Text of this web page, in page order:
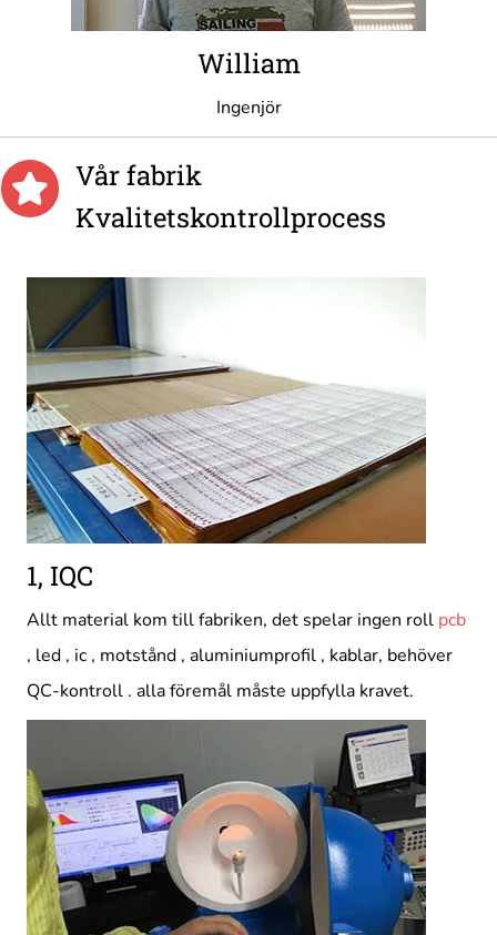
William
Ingenjör
Vår fabrik
Kvalitetskontrollprocess
1, IQC
Allt material kom till fabriken, det spelar ingen roll pcb
, led , ic , motstånd , aluminiumprofil , kablar, behöver
QC-kontroll . alla föremål måste uppfylla kravet.